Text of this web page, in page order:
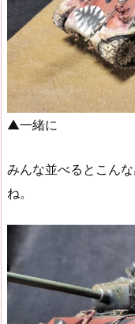
▲一緒に
みんな並べるとこん
ね。